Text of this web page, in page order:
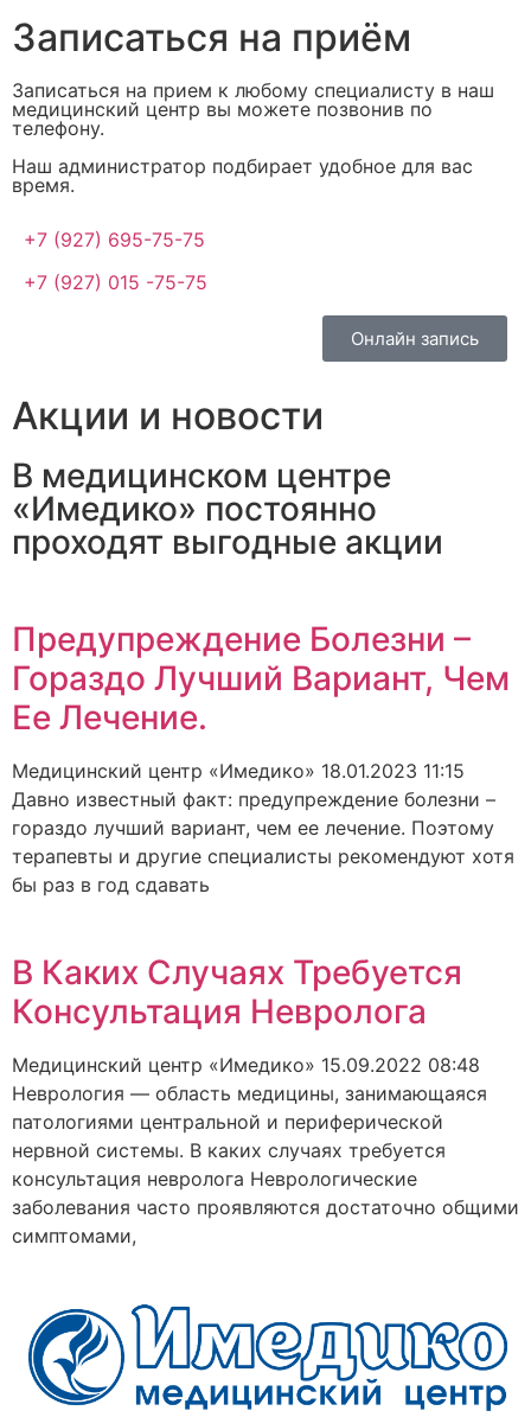
Записаться на приём
Записаться на прием к любому специалисту в наш
медицинский центр вы можете позвонив по
телефону.
Наш администратор подбирает удобное для вас
время.
+7 (927) 695-75-75
+7 (927) 015 -75-75
Онлайн запись
Акции и новости
В медицинском центре
«Имедико» постоянно
проходят выгодные акции
Предупреждение Болезни –
Гораздо Лучший Вариант, Чем
Ее Лечение.
Медицинский центр «Имедико» 18.01.2023 11:15
Давно известный факт: предупреждение болезни –
гораздо лучший вариант, чем ее лечение. Поэтому
терапевты и другие специалисты рекомендуют хотя
бы раз в год сдавать
В Каких Случаях Требуется
Консультация Невролога
Медицинский центр «Имедико» 15.09.2022 08:48
Неврология — область медицины, занимающаяся
патологиями центральной и периферической
нервной системы. В каких случаях требуется
консультация невролога Неврологические
заболевания часто проявляются достаточно общими
симптомами,